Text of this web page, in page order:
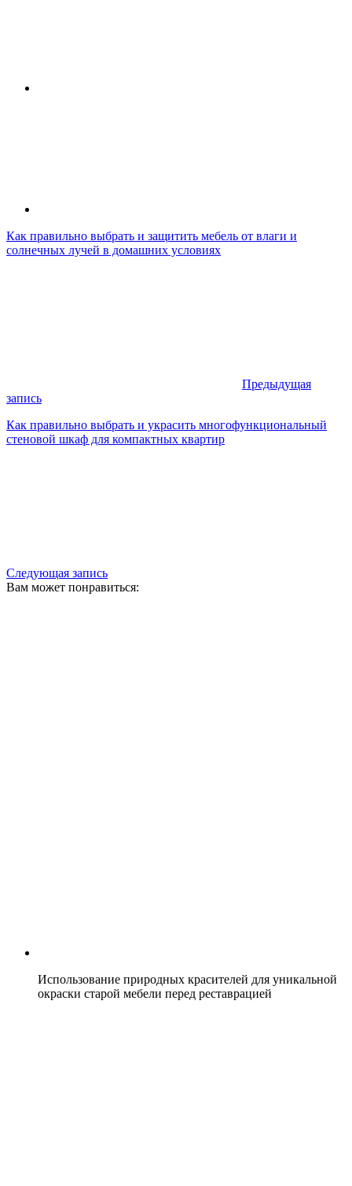
Как правильно выбрать и защитить мебель от влаги и
солнечных лучей в домашних условиях
Предыдущая
запись
Как правильно выбрать и украсить многофункциональный
стеновой шкаф для компактных квартир
Следующая запись
Вам может понравиться:
Использование природных красителей для уникальной
окраски старой мебели перед реставрацией